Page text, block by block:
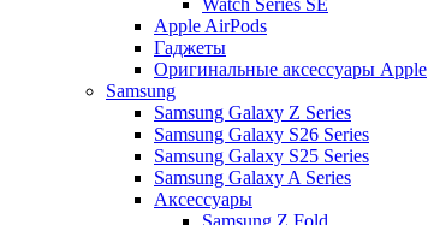
Watch Series SE
Apple AirPods
Гаджеты
Оригинальные аксессуары Apple
Samsung
Samsung Galaxy Z Series
Samsung Galaxy S26 Series
Samsung Galaxy S25 Series
Samsung Galaxy A Series
Аксессуары
Samsung Z Fold